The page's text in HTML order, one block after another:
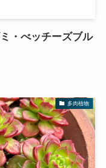
・べッチーズブル
多肉植物